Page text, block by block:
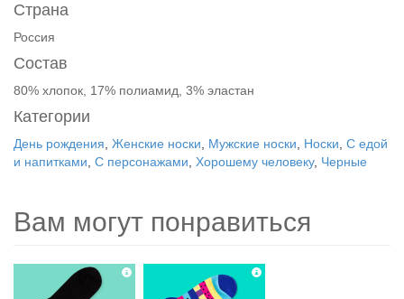
Страна
Россия
Состав
80% хлопок, 17% полиамид, 3% эластан
Категории
День рождения Женские носки Мужские носки Носки С едой
и напитками С персонажами Хорошему человеку, Черные
Вам могут понравиться